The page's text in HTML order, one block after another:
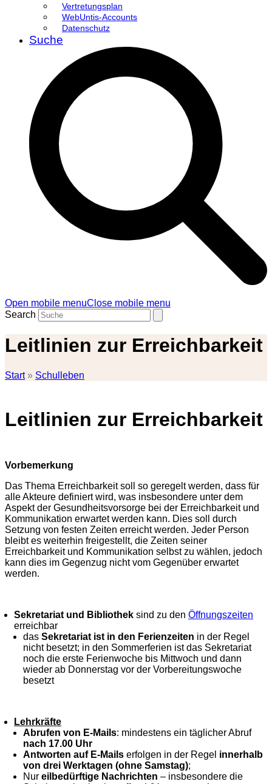
Vertretungsplan
WebUntis-Accounts
Datenschutz
Suche
Open mobile menuClose mobile menu
Search
Leitlinien zur Erreichbarkeit
Start» Schulleben
Leitlinien zur Erreichbarkeit
Vorbemerkung
Das Thema Erreichbarkeit soll so geregelt werden, dass für
alle Akteure definiert wird, was insbesondere unter dem
Aspekt der Gesundheitsvorsorge bei der Erreichbarkeit und
Kommunikation erwartet werden kann. Dies soll durch
Setzung von festen Zeiten erreicht werden. Jeder Person
bleibt es weiterhin freigestellt, die Zeiten seiner
Erreichbarkeit und Kommunikation selbst zu wählen, jedoch
kann dies im Gegenzug nicht vom Gegenüber erwartet
werden.
Sekretariat und Bibliothek sind zu den Öffnungszeiten
erreichbar
das Sekretariat ist in den Ferienzeiten in der Regel
nicht besetzt; in den Sommerferien ist das Sekretariat
noch die erste Ferienwoche bis Mittwoch und dann
wieder ab Donnerstag vor der Vorbereitungswoche
besetzt
Lehrkräfte
Abrufen von E-Mails: mindestens ein täglicher Abruf
nach 17.00 Uhr
Antworten auf E-Mails erfolgen in der Regel innerhalb
von drei Werktagen (ohne Samstag);
Nur eilbedürftige Nachrichten – insbesondere die